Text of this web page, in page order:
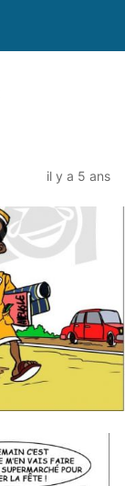
il y a 5 ans